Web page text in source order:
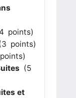
points)
points)
(5
et